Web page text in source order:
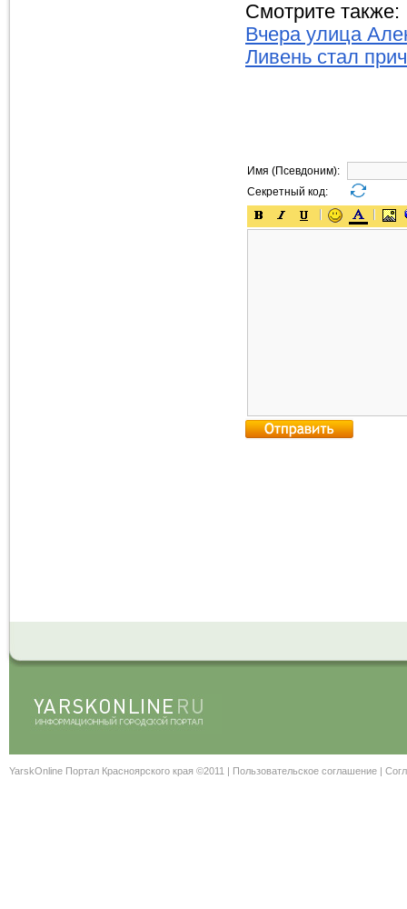
Смотрите также:
Вчера улица
Ливень стал
Имя (Псевдоним):
Секретный код:
YarskOnline Портал Красноярского края ©2011 | Пользовательское соглашение |